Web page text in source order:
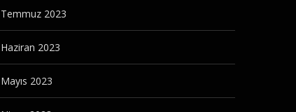
Temmuz 2023
Haziran 2023
Mayıs 2023